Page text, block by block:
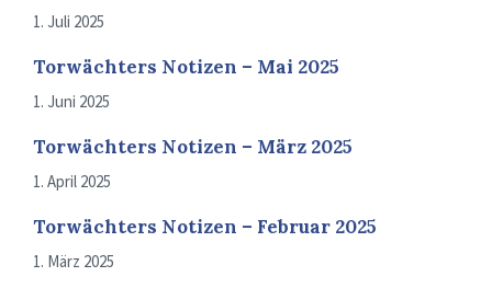
1. Juli 2025
Torwächters Notizen – Mai 2025
1. Juni 2025
Torwächters Notizen – März 2025
1. April 2025
Torwächters Notizen – Februar 2025
1. März 2025